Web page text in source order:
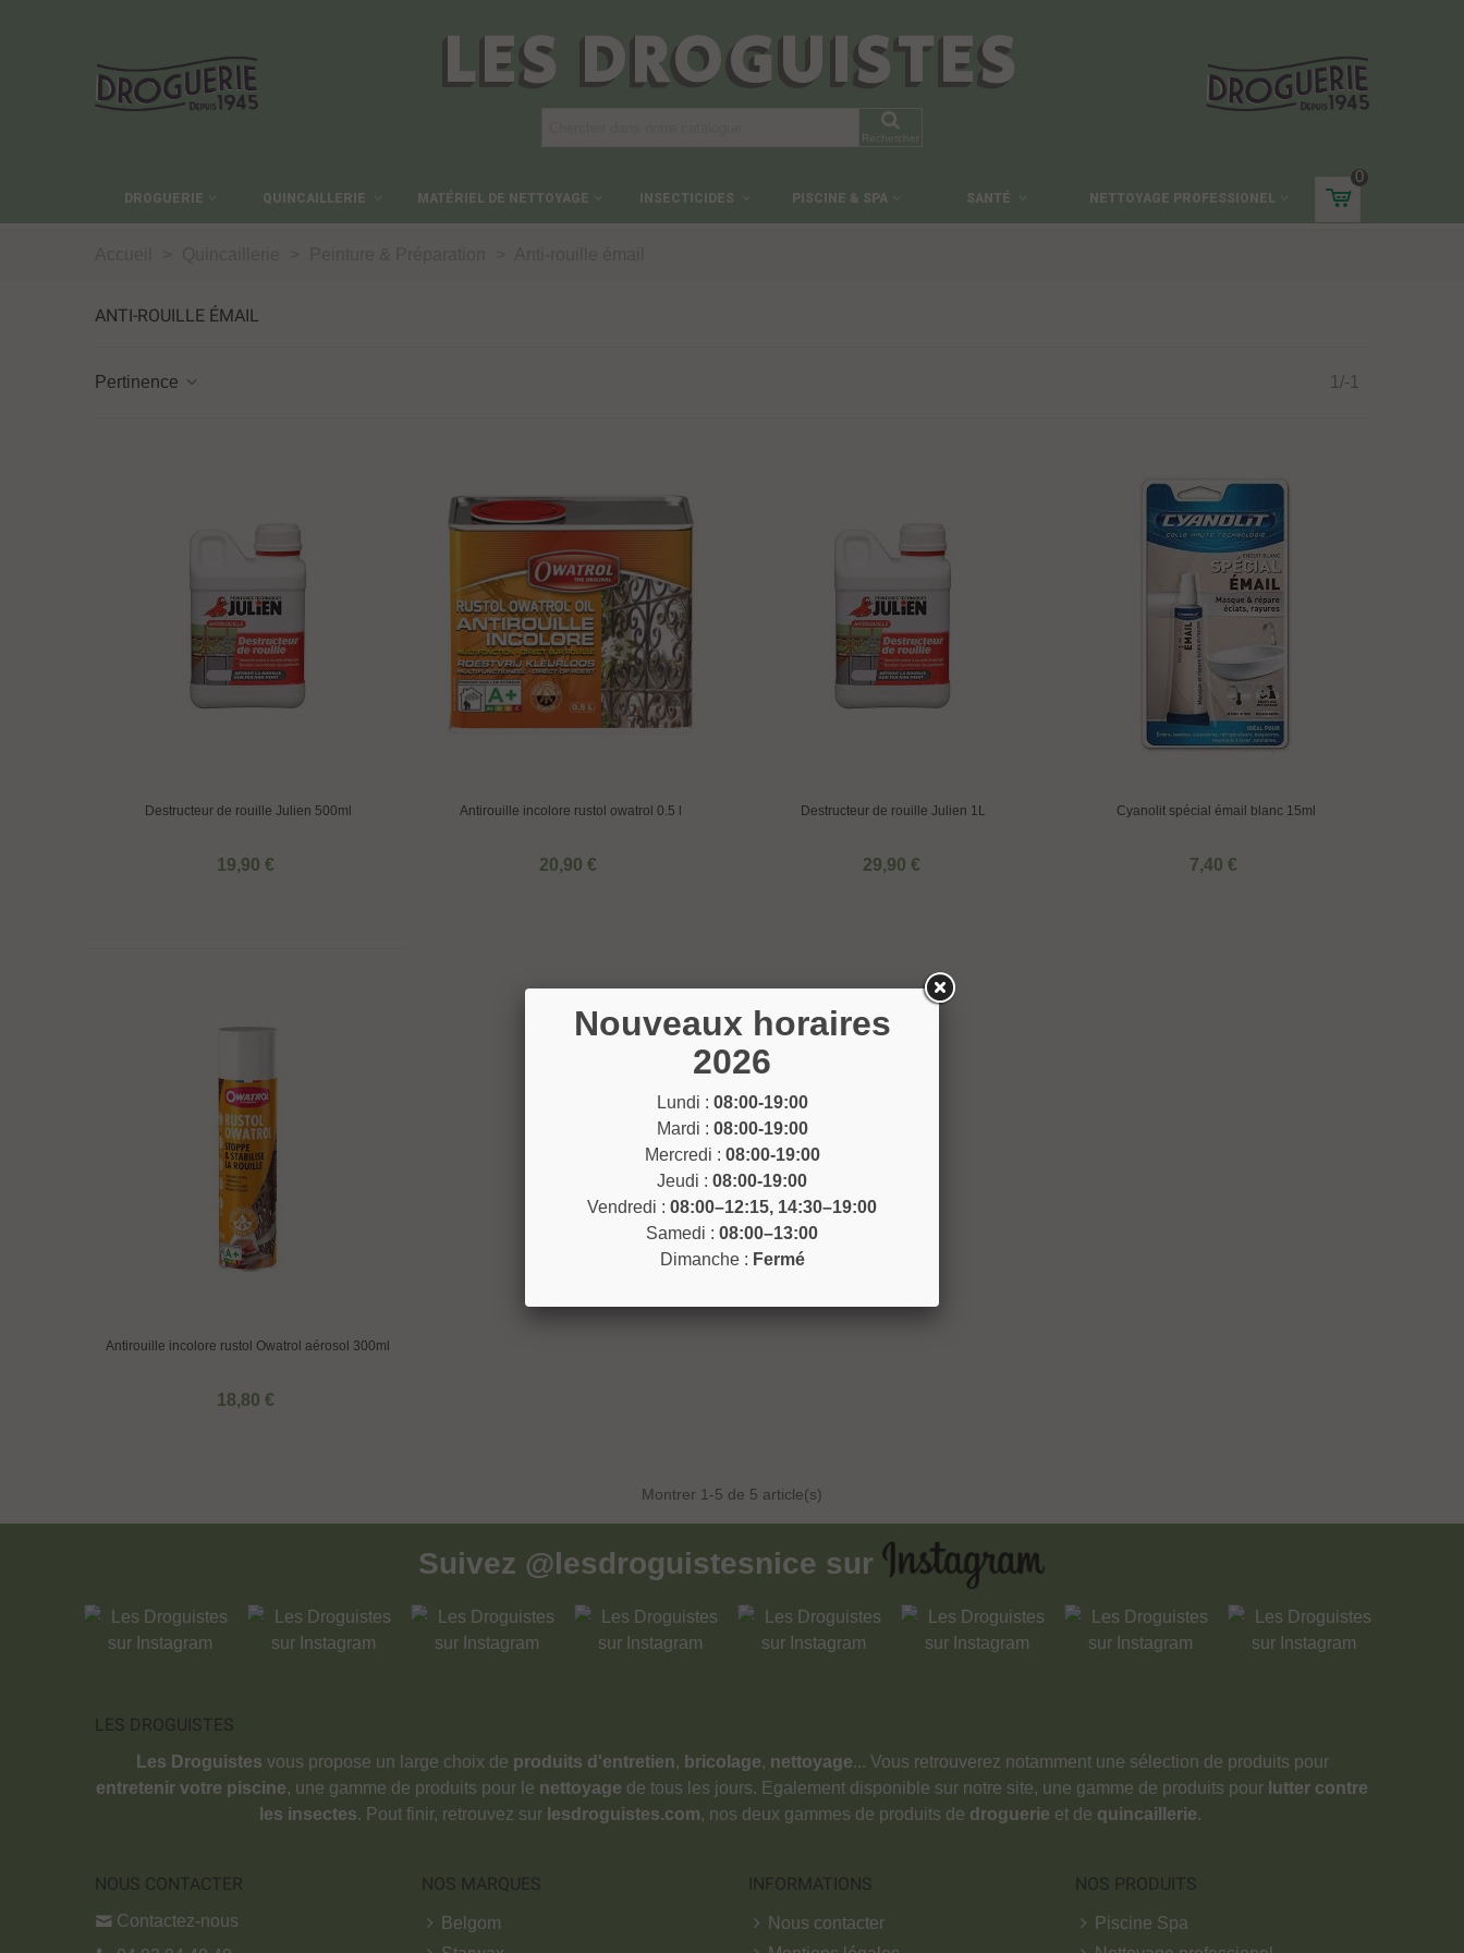
LES DROGUISTES
Rechercher
DROGUERIE QUINCAILLERIE MATÉRIEL DE NETTOYAGE INSECTICIDES PISCINE & SPA SANTÉ NETTOYAGE PROFESSIONEL
0
ANTI-ROUILLE ÉMAIL
Pertinence 1/-1
Destructeur de rouille Julien 500ml
19,90 €
Antirouille incolore rustol owatrol 0.5 l
20,90 €
Destructeur de rouille Julien 1L
29,90 €
Cyanolit spécial émail blanc 15ml
7,40 €
Antirouille incolore rustol Owatrol aérosol 300ml
18,80 €
Montrer 1 -5 de 5 article(s)
Suivez @lesdroguistesnice sur
LES DROGUISTES
Les Droguistes vous propose un large choix de produits d'entretien, bricolage, nettoyage... Vous retrouverez notamment une sélection de produits pour
entretenir votre piscine, une gamme de produits pour le nettoyage de tous les jours. Egalement disponible sur notre site, une gamme de produits pour lutter contre
les insectes. Pout finir, retrouvez sur lesdroguistes.com, nos deux gammes de produits de droguerie et de quincaillerie.
NOUS CONTACTER
Contactez-nous
NOS MARQUES
Belgom
INFORMATIONS
Nous contacter
NOS PRODUITS
Piscine Spa
Nouveaux horaires
2026
Lundi : 08:00-19:00
Mardi : 08:00-19:00
Mercredi : 08:00-19:00
Jeudi : 08:00-19:00
Vendredi : 08:00–12:15, 14:30–19:00
Samedi : 08:00–13:00
Dimanche : Fermé